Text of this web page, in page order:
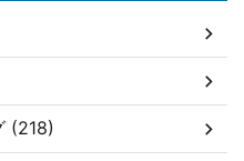
(218)